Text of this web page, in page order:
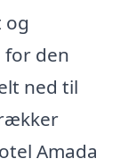
og
for den
ned til
Amada